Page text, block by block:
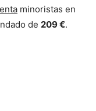
minoristas en
de 209 €.